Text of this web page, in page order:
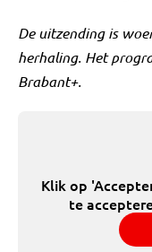
De uitzending is
herhaling. Het
Brabant+.
Klik op
te